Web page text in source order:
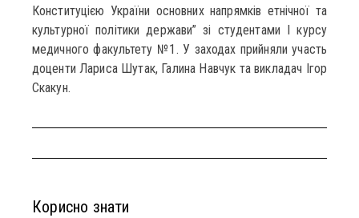
Конституцією України основних напрямків етнічної та
культурної політики держави” зі студентами І курсу
медичного факультету №1. У заходах прийняли участь
доценти Лариса Шутак, Галина Навчук та викладач Ігор
Скакун.
Корисно знати